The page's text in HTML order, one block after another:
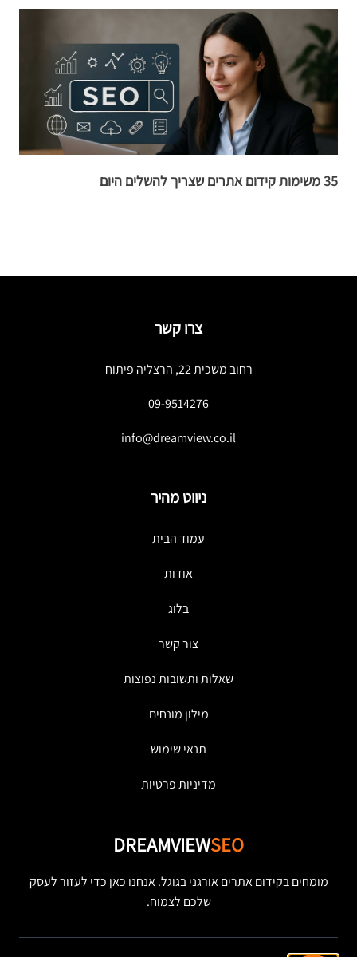
35 משימות קידום אתרים שצריך להשלים היום
צרו קשר
רחוב משכית 22, הרצליה פיתוח
09-9514276
info@dreamview.co.il
ניווט מהיר
עמוד הבית
אודות
בלוג
צור קשר
שאלות ותשובות נפוצות
מילון מונחים
תנאי שימוש
מדיניות פרטיות
DREAMVIEWSEO
מומחים בקידום אתרים אורגני בגוגל. אנחנו כאן כדי לעזור לעסק
שלכם לצמוח.